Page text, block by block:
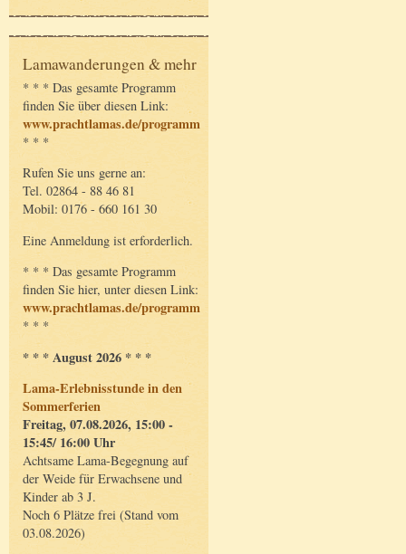
Lamawanderungen & mehr
* * * Das gesamte Programm
finden Sie über diesen Link:
www.prachtlamas.de/programm
* * *
Rufen Sie uns gerne an:
Tel. 02864 - 88 46 81
Mobil: 0176 - 660 161 30
Eine Anmeldung ist erforderlich.
* * * Das gesamte Programm
finden Sie hier, unter diesen Link:
www.prachtlamas.de/programm
* * *
* * * August 2026 * * *
Lama-Erlebnisstunde in den
Sommerferien
Freitag, 07.08.2026, 15:00 -
15:45/ 16:00 Uhr
Achtsame Lama-Begegnung auf
der Weide für Erwachsene und
Kinder ab 3 J.
Noch 6 Plätze frei (Stand vom
03.08.2026)